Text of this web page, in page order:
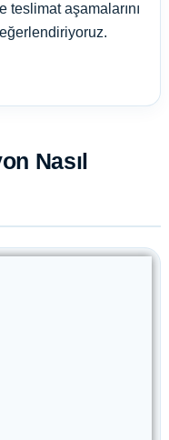
teslimat aşamalarını
Nasıl